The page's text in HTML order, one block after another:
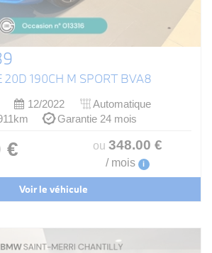
20D 190CH M SPORT BVA8
12/2022
Automatique
Garantie 24 mois
€ ou 348.00 €
/ mois i
Voir le véhicule